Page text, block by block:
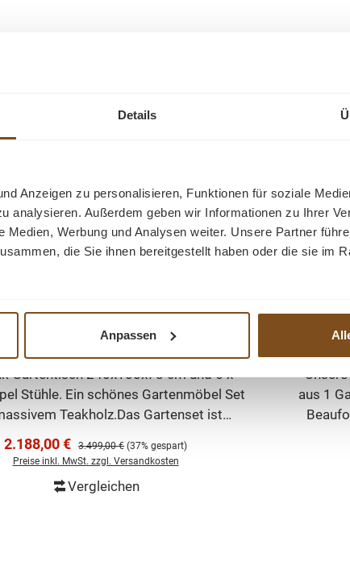
Details
Anzeigen zu personalisieren, Funktionen für soziale
analysieren. Außerdem geben wir Informationen zu Ihrer
Medien, Werbung und Analysen weiter. Unsere Partner
die Sie ihnen bereitgestellt haben oder die sie im
Anpassen
Set - Premium Teakholz Möbel -
- Teak Tisch 240cm und 6 Stapelstühle
Gartentisch 240x100x78 cm und 6 x
Stühle. Ein schönes Gartenmöbel Set
Teakholz.Das Gartenset ist
draußen stehen bleiben. Die bequemen
Die mediterrane Ausstrahlung wird
Verkaufspreis:
2.188,00 € Regulärer Preis:
3.499,00 € (37% gespart)
Preise inkl. MwSt. zzgl. Versandkosten
Vergleichen
aus 1